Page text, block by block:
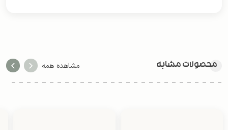
محصولات مشابه مشاهده همه